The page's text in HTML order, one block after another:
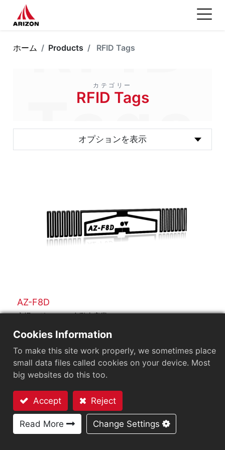
ホーム Products RFID Tags
カテゴリー
RFID Tags
RFID
Tags
オプションを表示
AZ-F8D
市場セグメント
自動車産業
応用分野
ブランド保護タグ
チップ
NXP UCODE 8
アンテナサイズ（mm）
40X6
User Memory
0 bits
EPCメモリ
128 bits
お問い合わせ
Cookies Information
To make this site work properly, we sometimes place
small data files called cookies on your device. Most
big websites do this too.
Accept Reject
Read More Change Settings